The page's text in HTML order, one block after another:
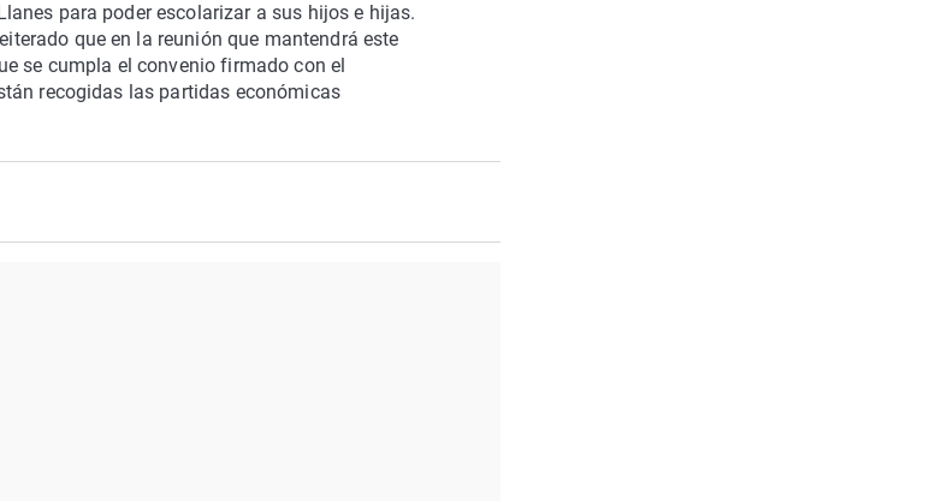
para poder escolarizar a sus hijos e hijas.
que en la reunión que mantendrá este
se cumpla el convenio firmado con el
recogidas las partidas económicas